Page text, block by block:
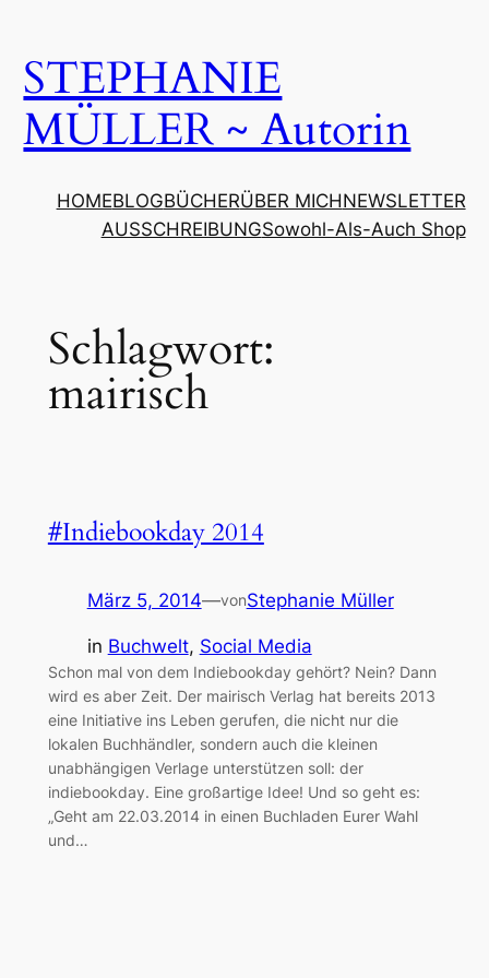
springen
STEPHANIE
MÜLLER ~ Autorin
HOMEBLOGBÜCHERÜBER MICHNEWSLETTER
AUSSCHREIBUNGSowohl-Als-Auch Shop
Schlagwort:
mairisch
#Indiebookday 2014
März 5, 2014—vonStephanie Müller
in Buchwelt, Social Media
Schon mal von dem Indiebookday gehört? Nein? Dann
wird es aber Zeit. Der mairisch Verlag hat bereits 2013
eine Initiative ins Leben gerufen, die nicht nur die
lokalen Buchhändler, sondern auch die kleinen
unabhängigen Verlage unterstützen soll: der
indiebookday. Eine großartige Idee! Und so geht es:
„Geht am 22.03.2014 in einen Buchladen Eurer Wahl
und…